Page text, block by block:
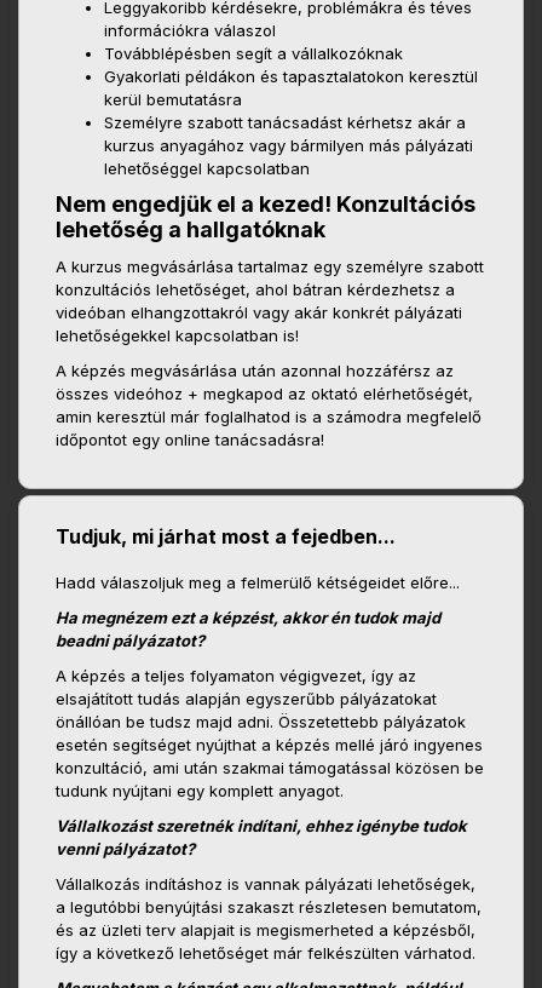
Leggyakoribb kérdésekre, problémákra és téves
információkra válaszol
Továbblépésben segít a vállalkozóknak
Gyakorlati példákon és tapasztalatokon keresztül
kerül bemutatásra
Személyre szabott tanácsadást kérhetsz akár a
kurzus anyagához vagy bármilyen más pályázati
lehetőséggel kapcsolatban
Nem engedjük el a kezed! Konzultációs
lehetőség a hallgatóknak
A kurzus megvásárlása tartalmaz egy személyre szabott
konzultációs lehetőséget, ahol bátran kérdezhetsz a
videóban elhangzottakról vagy akár konkrét pályázati
lehetőségekkel kapcsolatban is!
A képzés megvásárlása után azonnal hozzáférsz az
összes videóhoz + megkapod az oktató elérhetőségét,
amin keresztül már foglalhatod is a számodra megfelelő
időpontot egy online tanácsadásra!
Tudjuk, mi járhat most a fejedben...
Hadd válaszoljuk meg a felmerülő kétségeidet előre...
Ha megnézem ezt a képzést, akkor én tudok majd
beadni pályázatot?
A képzés a teljes folyamaton végigvezet, így az
elsajátított tudás alapján egyszerűbb pályázatokat
önállóan be tudsz majd adni. Összetettebb pályázatok
esetén segítséget nyújthat a képzés mellé járó ingyenes
konzultáció, ami után szakmai támogatással közösen be
tudunk nyújtani egy komplett anyagot.
Vállalkozást szeretnék indítani, ehhez igénybe tudok
venni pályázatot?
Vállalkozás indításhoz is vannak pályázati lehetőségek,
a legutóbbi benyújtási szakaszt részletesen bemutatom,
és az üzleti terv alapjait is megismerheted a képzésből,
így a következő lehetőséget már felkészülten várhatod.